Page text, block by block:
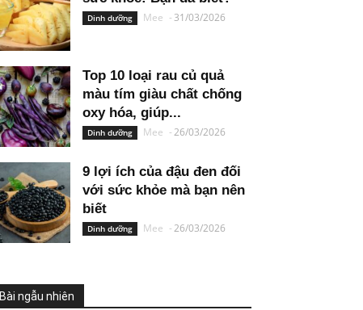
Dinh dưỡng Mee - 31/03/2026
Top 10 loại rau củ quả
màu tím giàu chất chống
oxy hóa, giúp...
Dinh dưỡng Mee -26/03/2026
9 lợi ích của đậu đen đối
với sức khỏe mà bạn nên
biết
Dinh dưỡng Mee -26/03/2026
Bài ngẫu nhiên